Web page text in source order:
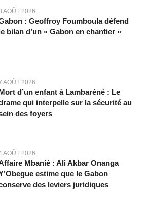
AOÛT 2026
: Geoffroy Foumboula défend
bilan d’un « Gabon en chantier »
AOÛT 2026
d’un enfant à Lambaréné : Le
qui interpelle sur la sécurité au
des foyers
AOÛT 2026
Mbanié : Ali Akbar Onanga
estime que le Gabon
des leviers juridiques